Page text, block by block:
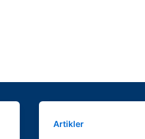
Artikler